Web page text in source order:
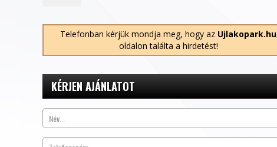
Telefonban kérjük mondja meg, hogy az Ujlakopark.hu
oldalon találta a hirdetést!
KÉRJEN AJÁNLATOT